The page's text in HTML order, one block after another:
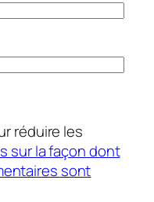
réduire les
sur la façon dont
sont